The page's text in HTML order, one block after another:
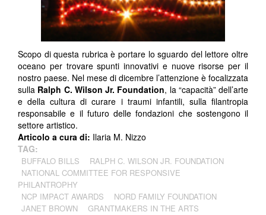
Scopo di questa rubrica è portare lo sguardo del lettore oltre
oceano per trovare spunti innovativi e nuove risorse per il
nostro paese. Nel mese di dicembre l’attenzione è focalizzata
sulla Ralph C. Wilson Jr. Foundation, la “capacità” dell’arte
e della cultura di curare i traumi infantili, sulla filantropia
responsabile e il futuro delle fondazioni che sostengono il
settore artistico.
Articolo a cura di: Ilaria M. Nizzo
TAG:
BUFFALO BILLS
RALPH C. WILSON JR. FOUNDATION
NATIONAL COMMITTEE FOR RESPONSIVE
PHILANTROPHY
NCP IMPACT AWARDS
NORD FAMILY FOUNDATION
JANET BROWN
GRANTMAKERS IN THE ARTS